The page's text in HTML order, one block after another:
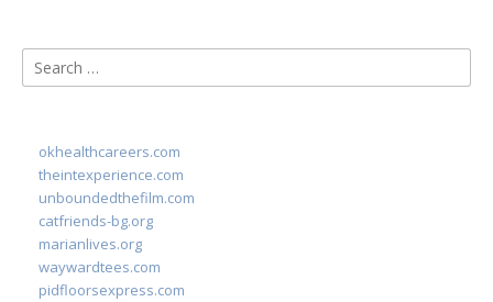
Search
for:
okhealthcareers.com
theintexperience.com
unboundedthefilm.com
catfriends-bg.org
marianlives.org
waywardtees.com
pidfloorsexpress.com